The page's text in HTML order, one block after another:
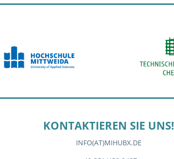
KONTAKTIEREN SIE UNS!
INFO(AT)MIHUBX.DE